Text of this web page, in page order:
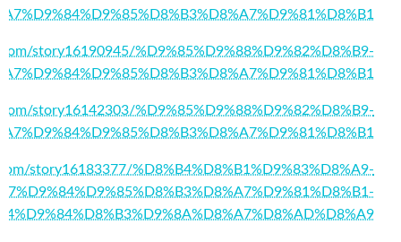
story16190945/%D9%85%D9%88%D9%82%D8%B9-
story16142303/%D9%85%D9%88%D9%82%D8%B9-
story16183377/%D8%B4%D8%B1%D9%83%D8%A9-